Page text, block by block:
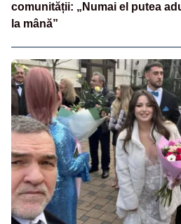
comunității: „Numai el putea
la mână”